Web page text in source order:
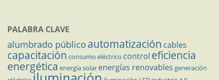
PALABRA CLAVE
alumbrado público automatización cables
capacitación consumo eléctrico control eficiencia
energética energía solar energías renovables generación